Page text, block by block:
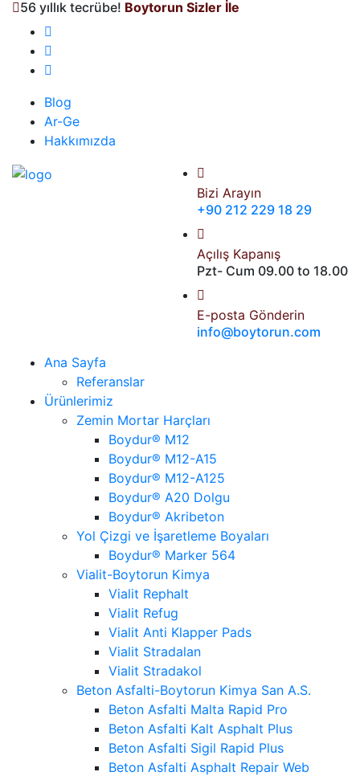
56 yıllık tecrübe! Boytorun Sizler İle
Blog
Ar-Ge
Hakkımızda
Bizi Arayın
+90 212 229 18 29
Açılış Kapanış
Pzt- Cum 09.00 to 18.00
E-posta Gönderin
info@boytorun.com
Ana Sayfa
Referanslar
Ürünlerimiz
Zemin Mortar Harçları
Boydur® M12
Boydur® M12-A15
Boydur® M12-A125
Boydur® A20 Dolgu
Boydur® Akribeton
Yol Çizgi ve İşaretleme Boyaları
Boydur® Marker 564
Vialit-Boytorun Kimya
Vialit Rephalt
Vialit Refug
Vialit Anti Klapper Pads
Vialit Stradalan
Vialit Stradakol
Beton Asfalti-Boytorun Kimya San A.S.
Beton Asfalti Malta Rapid Pro
Beton Asfalti Kalt Asphalt Plus
Beton Asfalti Sigil Rapid Plus
Beton Asfalti Asphalt Repair Web